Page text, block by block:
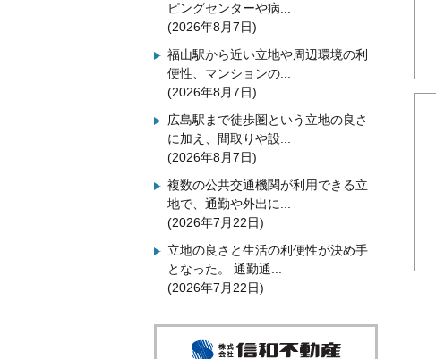
ピングセンターや病...
(2026年8月7日)
福山駅から近い立地や周辺環境の利
便性、マンションの...
(2026年8月7日)
広島駅まで徒歩圏という立地の良さ
に加え、間取りや設...
(2026年8月7日)
複数の公共交通機関が利用できる立
地で、通勤や外出に...
(2026年7月22日)
立地の良さと生活の利便性が決め手
となった。 通勤通...
(2026年7月22日)